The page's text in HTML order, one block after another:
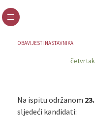
OBAVIJESTI NASTAVNIKA
Na ispitu održanom
sljedeći kandidati: